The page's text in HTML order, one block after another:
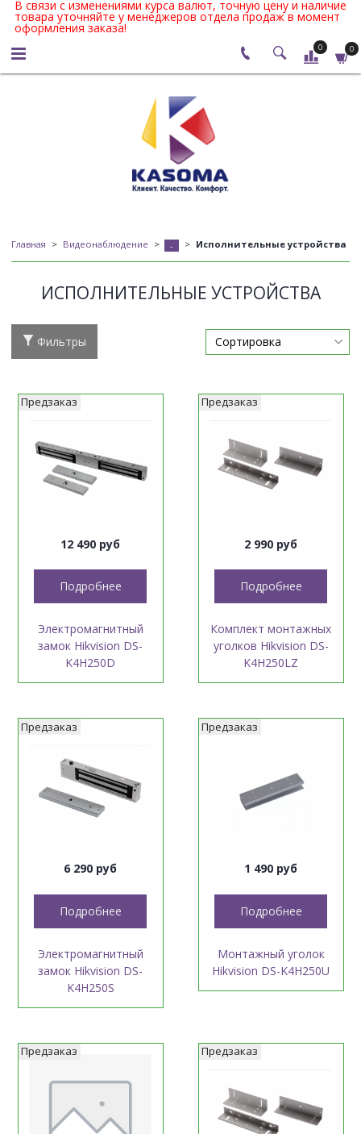
В связи с изменениями курса валют, точную цену и наличие
товара уточняйте у менеджеров отдела продаж в момент
оформления заказа!
0 0
Главная Видеонаблюдение - Исполнительные устройства
ИСПОЛНИТЕЛЬНЫЕ УСТРОЙСТВА
Фильтры
Предзаказ
12 490 руб
Подробнее
Электромагнитный
замок Hikvision DS-
K4H250D
Предзаказ
2 990 руб
Подробнее
Комплект монтажных
уголков Hikvision DS-
K4H250LZ
Предзаказ
6 290 руб
Подробнее
Электромагнитный
замок Hikvision DS-
K4H250S
Предзаказ
1 490 руб
Подробнее
Монтажный уголок
Hikvision DS-K4H250U
Предзаказ Предзаказ